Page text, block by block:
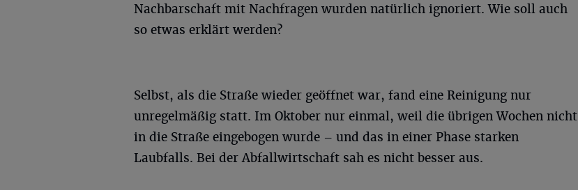
Nachbarschaft mit Nachfragen wurden natürlich ignoriert. Wie soll auch
so etwas erklärt werden?
Selbst, als die Straße wieder geöffnet war, fand eine Reinigung nur
unregelmäßig statt. Im Oktober nur einmal, weil die übrigen Wochen nicht
in die Straße eingebogen wurde – und das in einer Phase starken
Laubfalls. Bei der Abfallwirtschaft sah es nicht besser aus.